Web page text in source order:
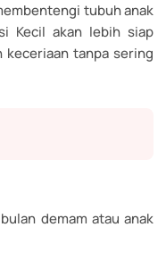
tubuh anak
Kecil akan lebih siap
tanpa sering
demam atau anak